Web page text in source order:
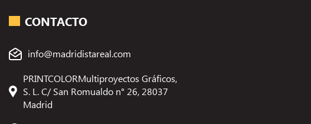
CONTACTO
info@madridistareal.com
PRINTCOLORMultiproyectos Gráficos,
S. L. C/ San Romualdo n° 26, 28037
Madrid